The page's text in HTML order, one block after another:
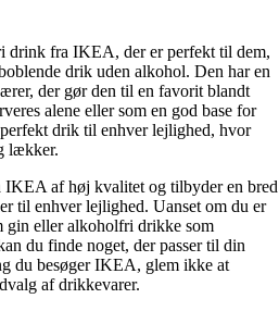
drink fra IKEA, der er perfekt til dem,
drik uden alkohol. Den har en
der gør den til en favorit blandt
alene eller som en god base for
drik til enhver lejlighed, hvor
lækker.
IKEA af høj kvalitet og tilbyder en bred
til enhver lejlighed. Uanset om du er
gin eller alkoholfri drikke som
du finde noget, der passer til din
du besøger IKEA, glem ikke at
af drikkevarer.